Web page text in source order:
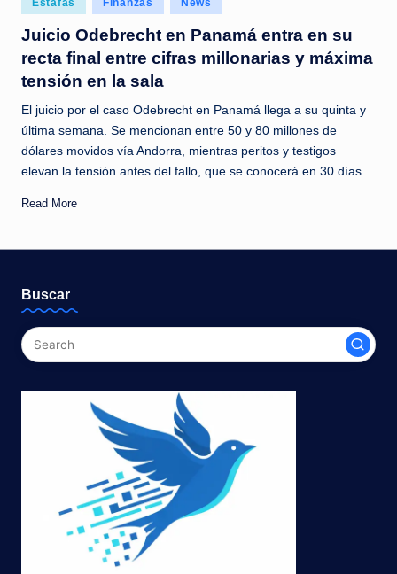
c
i
a
a
l
n
s
a
n
t
e
in
Estafas Finanzas News
Juicio Odebrecht en Panamá entra en su
recta final entre cifras millonarias y máxima
tensión en la sala
El juicio por el caso Odebrecht en Panamá llega a su quinta y
última semana. Se mencionan entre 50 y 80 millones de
dólares movidos vía Andorra, mientras peritos y testigos
elevan la tensión antes del fallo, que se conocerá en 30 días.
Read More
Buscar